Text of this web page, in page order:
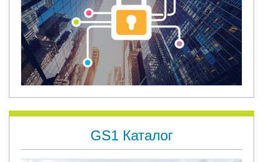
GS1 Каталог